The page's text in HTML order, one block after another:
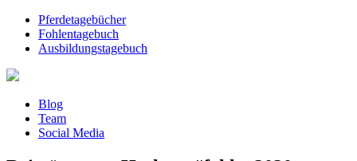
Pferdetagebücher
Fohlentagebuch
Ausbildungstagebuch
Blog
Team
Social Media